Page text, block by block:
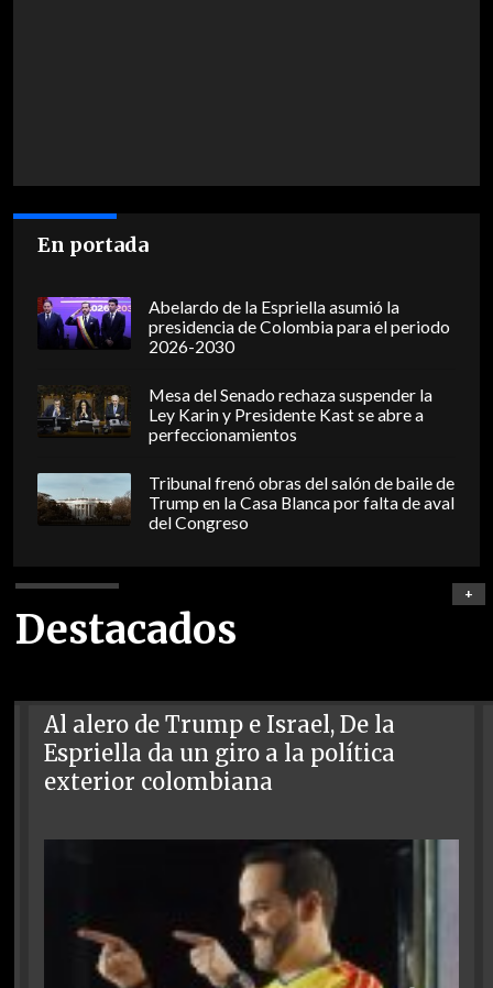
En portada
Abelardo de la Espriella asumió la
presidencia de Colombia para el periodo
2026-2030
Mesa del Senado rechaza suspender la
Ley Karin y Presidente Kast se abre a
perfeccionamientos
Tribunal frenó obras del salón de baile de
Trump en la Casa Blanca por falta de aval
del Congreso
Destacados
+
Al alero de Trump e Israel, De la
Espriella da un giro a la política
exterior colombiana